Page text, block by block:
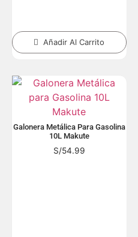
Añadir Al Carrito
Galonera Metálica Para Gasolina
10L Makute
S/54.99